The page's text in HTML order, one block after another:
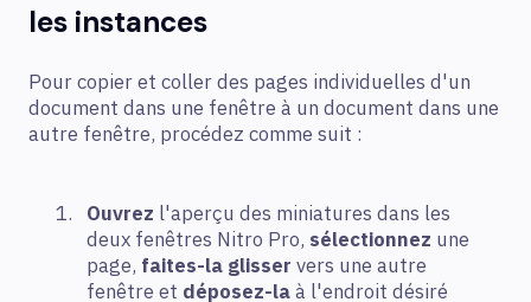
les instances
Pour copier et coller des pages individuelles d'un
document dans une fenêtre à un document dans une
autre fenêtre, procédez comme suit :
Ouvrez l'aperçu des miniatures dans les
deux fenêtres Nitro Pro, sélectionnez une
page, faites-la glisser vers une autre
fenêtre et déposez-laà l'endroit désiré